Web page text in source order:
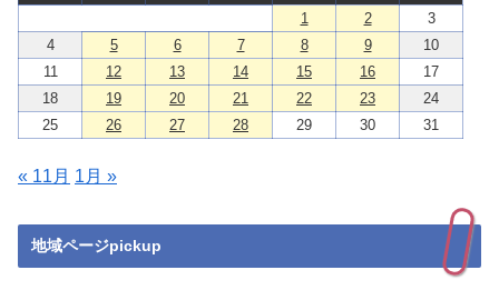
1
2
3
4
5 6 7 8 9
10
11
12 13 14 15 16
17
18
19 20 21 22 23
24
25
26 27 28 29 30 31
« 11月 1月 »
地域ページpickup